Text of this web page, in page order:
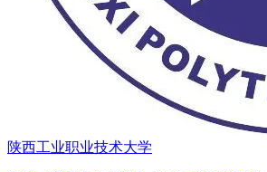
陕西工业职业技术大学